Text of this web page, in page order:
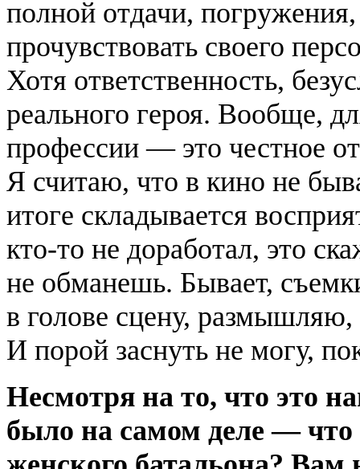
полной отдачи,
прочувствовать своего
Хотя ответственность,
реального героя. Вообще,
профессии — это честное
Я считаю, что в кино не
итоге складывается
кто-то не доработал, это
не обманешь. Бывает,
в голове сцену,
И порой заснуть не могу,
Несмотря на то, что это
было на самом деле — что